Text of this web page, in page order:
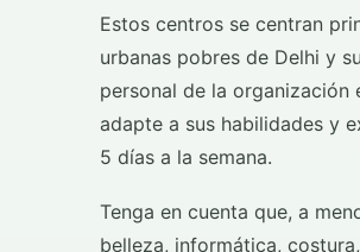
Estos centros se centran
urbanas pobres de Delhi y
personal de la
adapte a sus habilidades y
5 días a la semana.
Tenga en cuenta que, a
belleza, informática,